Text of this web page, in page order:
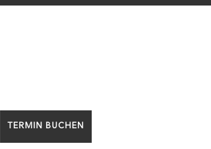
TERMIN BUCHEN